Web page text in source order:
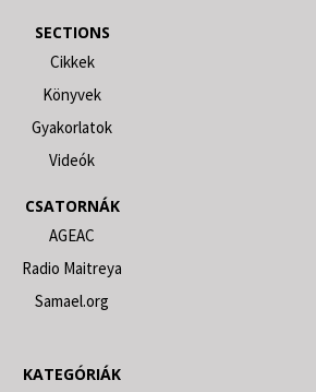
SECTIONS
Cikkek
Könyvek
Gyakorlatok
Videók
CSATORNÁK
AGEAC
Radio Maitreya
Samael.org
KATEGÓRIÁK